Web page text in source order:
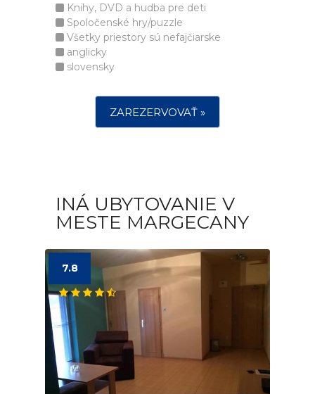
Knihy, DVD a hudba pre deti
Spoločenské hry/puzzle
Všetky priestory sú nefajčiarske
anglicky
slovensky
ZAREZERVOVAŤ »
INÁ UBYTOVANIE V
MESTE MARGECANY
7.8